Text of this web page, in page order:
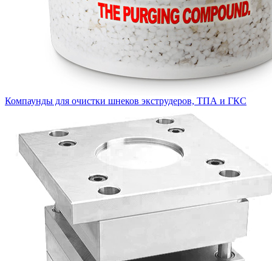
Компаунды для очистки шнеков экструдеров, ТПА и ГКС